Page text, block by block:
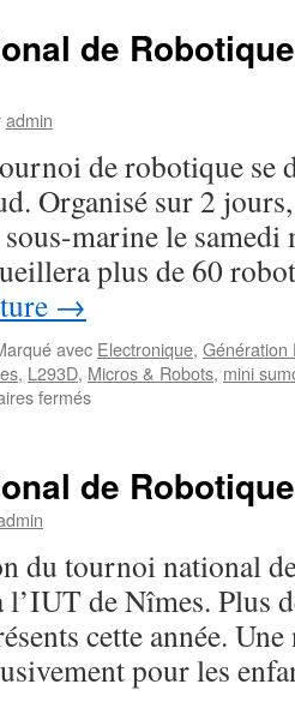
de
admin
de robotique se
Organisé sur 2
marine le samedi
plus de 60
→
avec Electronique, Génération
, L293D, Micros & Robots, mini
ferméssur
Robotique
21
et
22
mai
de Robotique
du tournoi national
l’IUT de Nîmes. Plus
cette année.
pour les